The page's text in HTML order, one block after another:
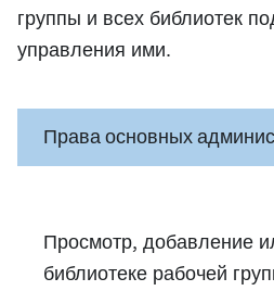
группы и всех библиотек
управления ими.
Права основных
Просмотр, добавление
библиотеке рабочей